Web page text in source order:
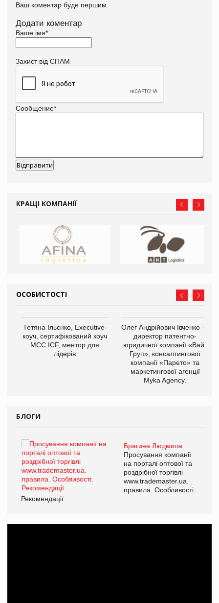
Ваш коментар буде першим.
Додати коментар
Ваше імя*
Захист від СПАМ
Сообщение*
КРАЩІ КОМПАНІЇ
ОСОБИСТОСТІ
Тетяна Ільєнко, Executive-
коуч, сертифікований коуч
МСС ICF, ментор для
лідерів
Олег Андрійович Івченко —
директор патентно-
юридичної компанії «Вайз
Груп», консалтингової
компанії «Парето» та
маркетингової агенції
Myka Agency.
БЛОГИ
Брагина Людмила
Просування компанії
на порталі оптової та
роздрібної торгівлі
www.trademaster.ua.
правила. Особливості.
Рекомендації